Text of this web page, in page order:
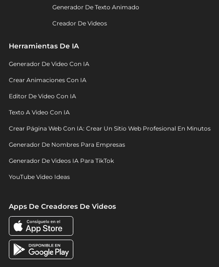
Generador De Texto Animado
Creador De Videos
Herramientas De IA
Generador De Video Con IA
Crear Animaciones Con IA
Editor De Video Con IA
Texto A Video Con IA
Crear Página Web Con IA: Crear Un Sitio Web Profesional En Minutos
Generador De Nombres Para Empresas
Generador De Videos IA Para TikTok
YouTube Video Ideas
Apps De Creadores De Videos